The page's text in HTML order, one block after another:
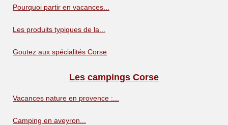
Pourquoi partir en vacances...
Les produits typiques de la...
Goutez aux spécialités Corse
Les campings Corse
Vacances nature en provence :...
Camping en aveyron...